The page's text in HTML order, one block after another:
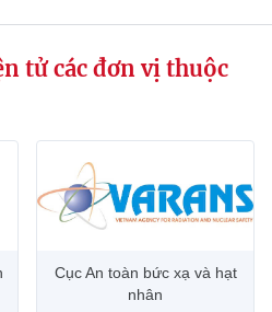
tử các đơn vị thuộc
Cục An toàn bức xạ và hạt
nhân